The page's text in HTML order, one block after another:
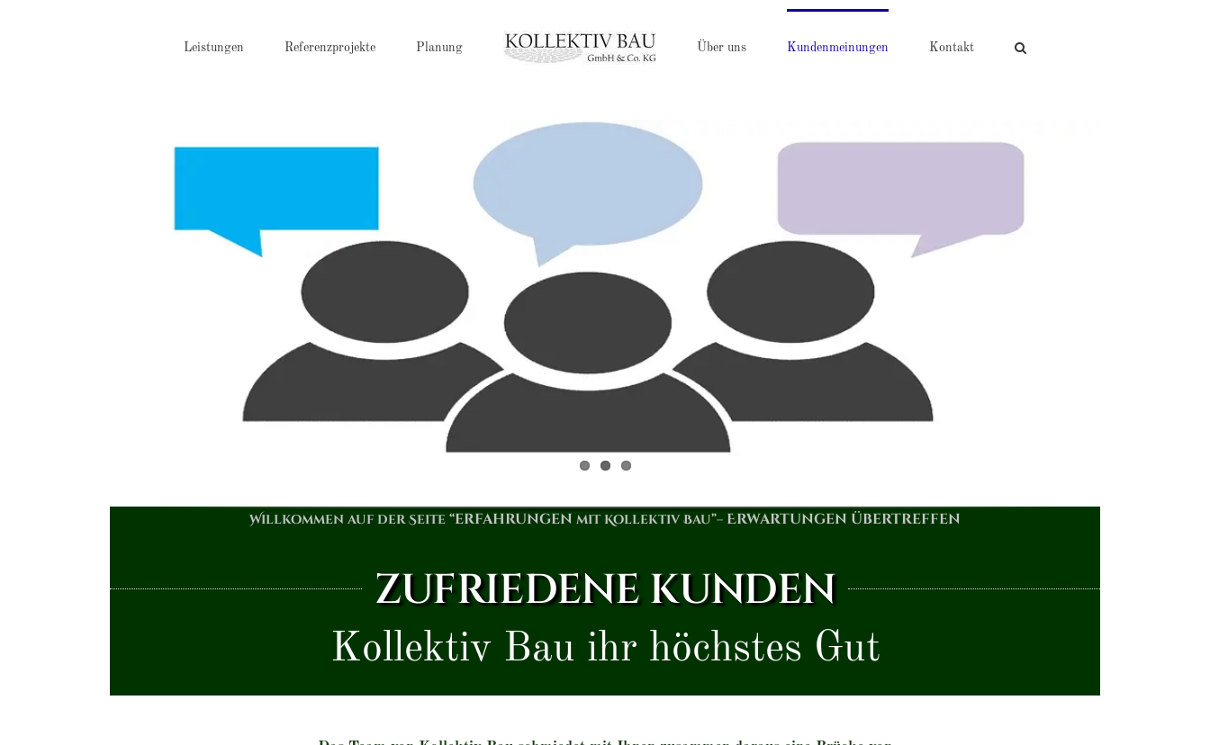
Leistungen Referenzprojekte Planung Über uns Kundenmeinungen Kontakt
Willkommen auf der Seite “erfahrungen mit Kollektiv Bau”– Erwartungen übertreffen
ZUFRIEDENE KUNDEN
Kollektiv Bau ihr höchstes Gut